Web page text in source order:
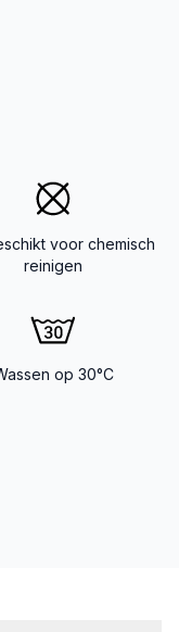
voor chemisch
reinigen
op 30°C